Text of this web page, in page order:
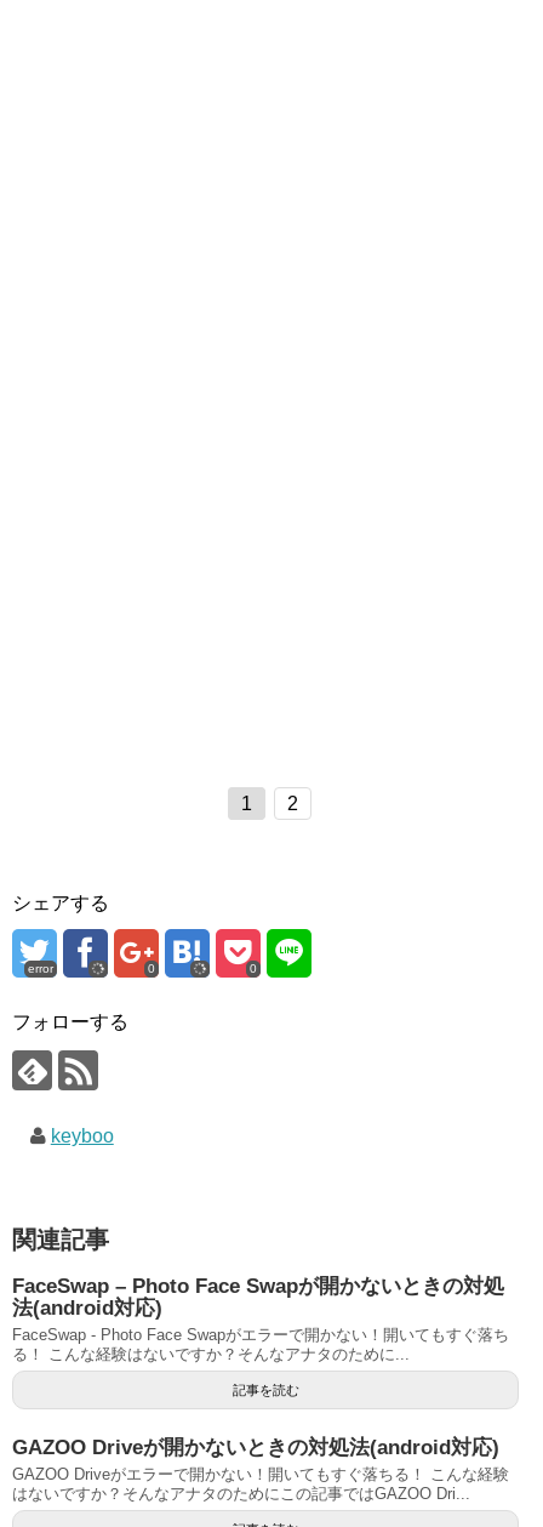
1 2
シェアする
error 0 0
フォローする
keyboo
関連記事
FaceSwap – Photo Face Swapが開かないときの対処
法(android対応)
FaceSwap - Photo Face Swapがエラーで開かない！開いてもすぐ落ち
る！ こんな経験はないですか？そんなアナタのために...
記事を読む
GAZOO Driveが開かないときの対処法(android対応)
GAZOO Driveがエラーで開かない！開いてもすぐ落ちる！ こんな経験
はないですか？そんなアナタのためにこの記事ではGAZOO Dri...